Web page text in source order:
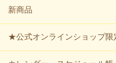
新商品
★公式オンラインショップ限